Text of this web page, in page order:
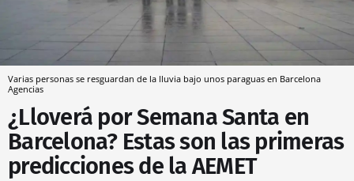
Varias personas se resguardan de la lluvia bajo unos paraguas en Barcelona
Agencias
¿Lloverá por Semana Santa en
Barcelona? Estas son las primeras
predicciones de la AEMET